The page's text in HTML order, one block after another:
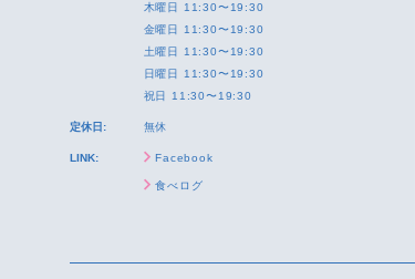
木曜日 11:30〜19:30
金曜日 11:30〜19:30
土曜日 11:30〜19:30
日曜日 11:30〜19:30
祝日 11:30〜19:30
定休日: 無休
LINK: Facebook
食べログ